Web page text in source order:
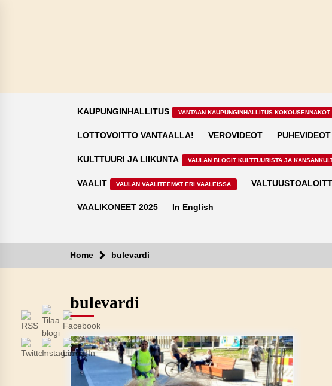
KAUPUNGINHALLITUS VANTAAN KAUPUNGINHALLITUS
LOTTOVOITTO VANTAALLA! VEROVIDEOT PUHEVIDEOT
KULTTUURI JA LIIKUNTA VAULAN BLOGIT KULTTUURISTA JA
VAALIT VAULAN VAALITEEMAT ERI VAALEISSA
VAALIKONEET 2025 In English
Home bulevardi
bulevardi